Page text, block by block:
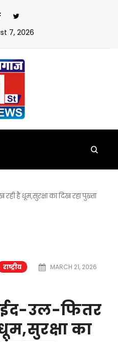
7, 2026
है धूम,सुरक्षा का दिख रहा पुख्ता
राष्ट्रीय
MARCH 21, 2026
उल-फितर
का